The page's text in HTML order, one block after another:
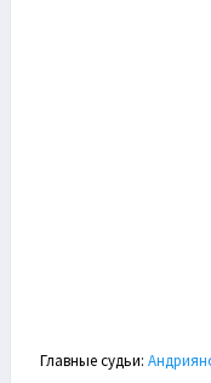
Главные судьи: